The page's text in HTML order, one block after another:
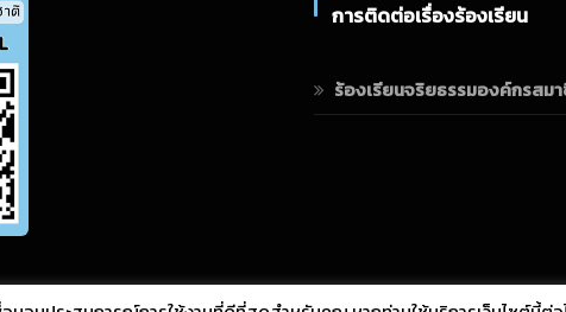
การติดต่อเรื่องร้องเรียน
ร้องเรียนจริยธรรมองค์กรสม